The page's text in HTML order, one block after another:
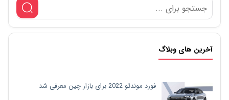
آخرین های وبلاگ
فورد موندئو 2022 برای بازار چین معرفی شد